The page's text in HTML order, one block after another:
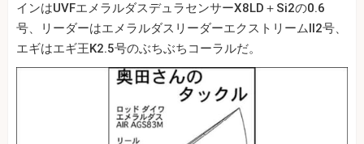
インはUVFエメラルダスデュラセンサーX8LD＋Si2の0.6
号、リーダーはエメラルダスリーダーエクストリームⅡ2号、
エギはエギ王K2.5号のぶちぶちコーラルだ。